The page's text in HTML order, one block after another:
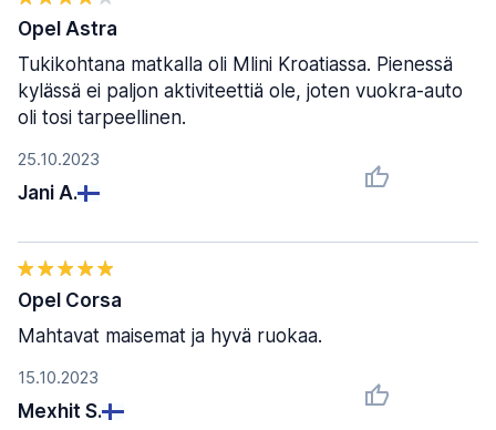
25.10.2023
Jani A.
Opel Astra
Tukikohtana matkalla oli Mlini Kroatiassa. Pienessä
kylässä ei paljon aktiviteettiä ole, joten vuokra-auto
oli tosi tarpeellinen.
15.10.2023
Mexhit S.
Opel Corsa
Mahtavat maisemat ja hyvä ruokaa.